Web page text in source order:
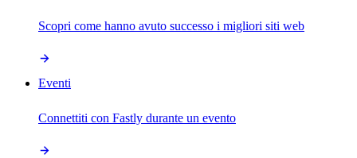
Scopri come hanno avuto successo i migliori siti web
Eventi
Connettiti con Fastly durante un evento